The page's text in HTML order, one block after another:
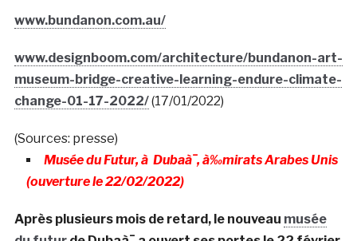
www.bundanon.com.au/
www.designboom.com/architecture/bundanon-art-
museum-bridge-creative-learning-endure-climate-
change-01-17-2022/(17/01/2022)
(Sources: presse)
Musée du Futur, à Dubaà¯, à‰mirats Arabes Unis
(ouverture le 22/02/2022)
Après plusieurs mois de retard, le nouveau musée